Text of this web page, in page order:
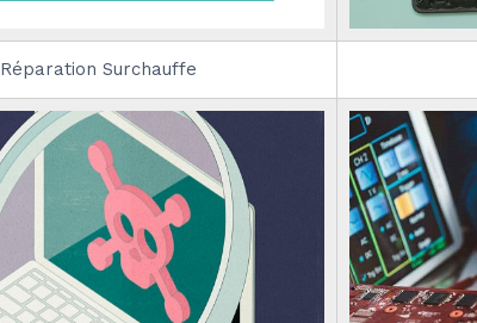
Réparation Surchauffe